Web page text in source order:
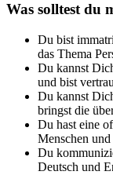
Was solltest du
Du bist
das Thema
Du kannst
und bist
Du kannst
bringst die
Du hast eine
Menschen
Du
Deutsch und